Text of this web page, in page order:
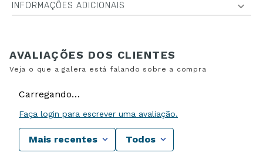
INFORMAÇÕES ADICIONAIS
Carregando…
Faça login para escrever uma avaliação.
Mais recentes Todos